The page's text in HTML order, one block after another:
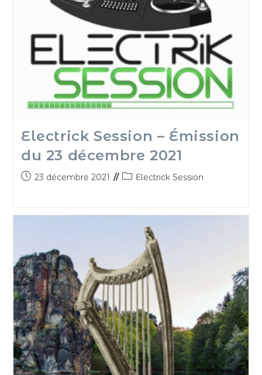
Electrick Session – Émission
du 23 décembre 2021
23 décembre 2021 Electrick Session